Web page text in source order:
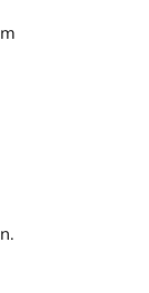
z. B. Zutaten,
als pdf